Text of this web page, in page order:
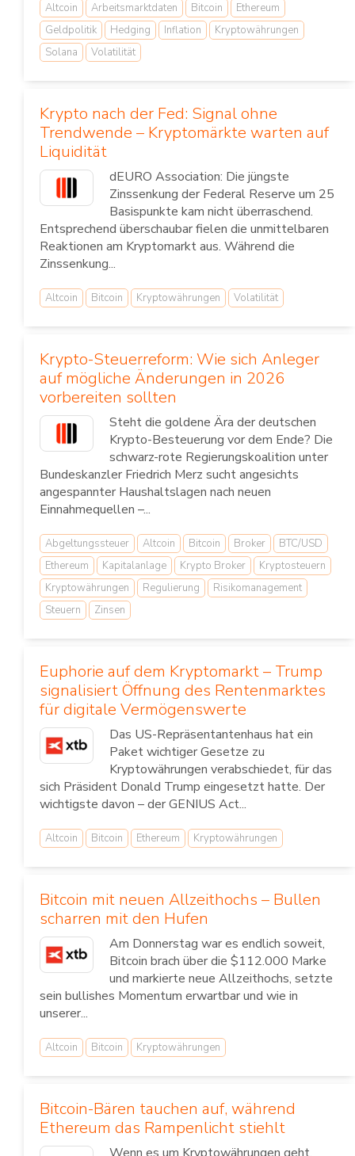
Altcoin Arbeitsmarktdaten Bitcoin
Ethereum
Geldpolitik
Hedging Inflation
Kryptowährungen
Solana
Volatilität
Krypto nach der Fed: Signal ohne
Trendwende – Kryptomärkte warten auf
Liquidität
dEURO Association: Die jüngste
Zinssenkung der Federal Reserve um 25
Basispunkte kam nicht überraschend.
Entsprechend überschaubar fielen die unmittelbaren
Reaktionen am Kryptomarkt aus. Während die
Zinssenkung...
Altcoin Bitcoin Kryptowährungen Volatilität
Krypto-Steuerreform: Wie sich Anleger
auf mögliche Änderungen in 2026
vorbereiten sollten
Steht die goldene Ära der deutschen
Krypto-Besteuerung vor dem Ende? Die
schwarz-rote Regierungskoalition unter
Bundeskanzler Friedrich Merz sucht angesichts
angespannter Haushaltslagen nach neuen
Einnahmequellen –...
Abgeltungssteuer Altcoin Bitcoin Broker
BTC/USD
Ethereum
Kapitalanlage Krypto Broker
Kryptosteuern
Kryptowährungen
Regulierung
Risikomanagement
Steuern
Zinsen
Euphorie auf dem Kryptomarkt – Trump
signalisiert Öffnung des Rentenmarktes
für digitale Vermögenswerte
Das US-Repräsentantenhaus hat ein
Paket wichtiger Gesetze zu
Kryptowährungen verabschiedet, für das
sich Präsident Donald Trump eingesetzt hatte. Der
wichtigste davon – der GENIUS Act...
Altcoin Bitcoin Ethereum Kryptowährungen
Bitcoin mit neuen Allzeithochs – Bullen
scharren mit den Hufen
Am Donnerstag war es endlich soweit,
Bitcoin brach über die $112.000 Marke
und markierte neue Allzeithochs, setzte
sein bullishes Momentum erwartbar und wie in
unserer...
Altcoin Bitcoin Kryptowährungen
Bitcoin-Bären tauchen auf, während
Ethereum das Rampenlicht stiehlt